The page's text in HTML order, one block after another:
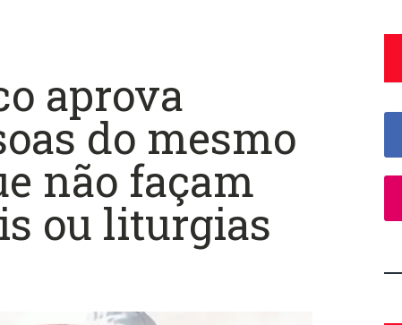
aprova
do mesmo
não façam
ou liturgias